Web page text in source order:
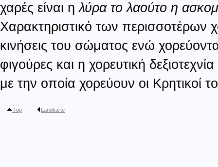
χαρές είναι ηλύρα το λαούτο η
Χαρακτηριστικό των περισσοτέρων
κινήσεις του σώματος ενώ
φιγούρες και η χορευτική
με την οποία χορεύουν οι Κρητικοί
Top Landkarte